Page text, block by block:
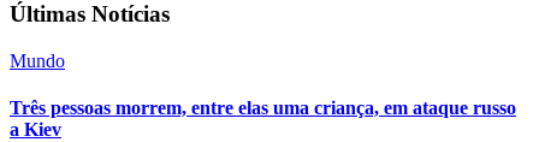
Últimas Notícias
Mundo
Três pessoas morrem, entre elas uma criança, em ataque russo
a Kiev